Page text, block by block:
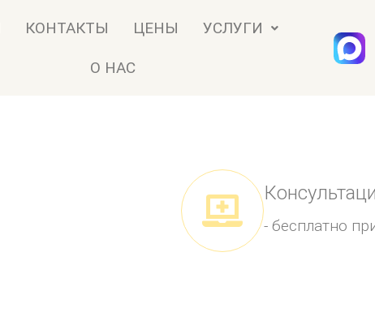
КОНТАКТЫ ЦЕНЫ УСЛУГИ
О НАС
- бесплатно